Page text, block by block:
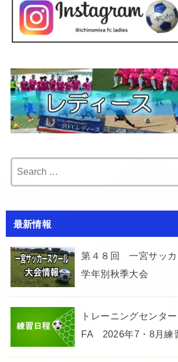
for:
最新情報
第４８回 一宮サッ
学年別秋季大会
トレーニングセンタ
FA 2026年7・8月練